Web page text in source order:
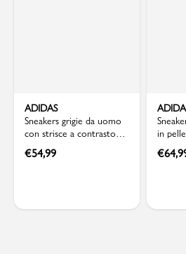
ADIDAS
Sneakers grigie da uomo
con strisce a contrasto
adidas VS Pace 2.0
€54,99
in
Grand
€